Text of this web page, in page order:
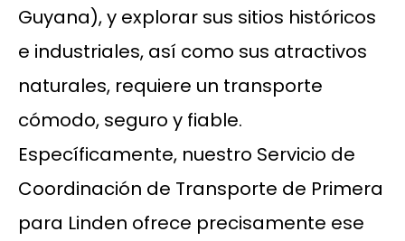
Guyana), y explorar sus sitios históricos
e industriales, así como sus atractivos
naturales, requiere un transporte
cómodo, seguro y fiable.
Específicamente, nuestro Servicio de
Coordinación de Transporte de Primera
para Linden ofrece precisamente ese